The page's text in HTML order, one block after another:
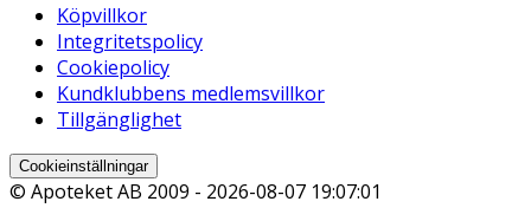
Köpvillkor
Integritetspolicy
Cookiepolicy
Kundklubbens medlemsvillkor
Tillgänglighet
Cookieinställningar
© Apoteket AB 2009 - 2026-08-07 19:07:01